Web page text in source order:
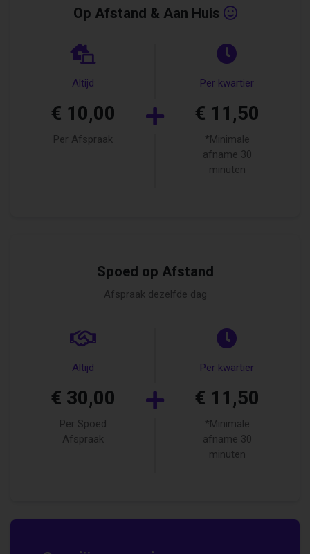
Op Afstand & Aan Huis
Altijd
€ 10,00
Per Afspraak
Per kwartier
€ 11,50
*Minimale
afname 30
minuten
Spoed op Afstand
Afspraak dezelfde dag
Altijd
€ 30,00
Per Spoed
Afspraak
Per kwartier
€ 11,50
*Minimale
afname 30
minuten